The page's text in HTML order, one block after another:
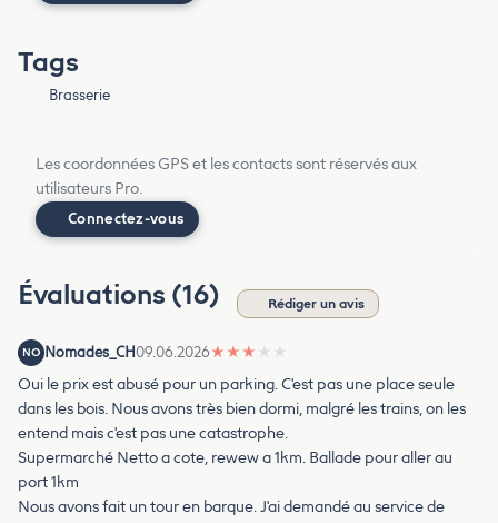
Tags
Brasserie
Les coordonnées GPS et les contacts sont réservés aux
utilisateurs Pro.
Connectez-vous
Évaluations (16) Rédiger un avis
NO Nomades_CH09.06.2026★ ★ ★ ★ ★
Oui le prix est abusé pour un parking. C'est pas une place seule
dans les bois. Nous avons très bien dormi, malgré les trains, on les
entend mais c'est pas une catastrophe.
Supermarché Netto a cote, rewew a 1km. Ballade pour aller au
port 1km
Nous avons fait un tour en barque. J'ai demandé au service de